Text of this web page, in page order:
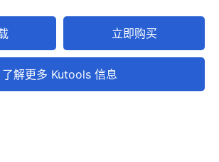
立即购买
了解更多 Kutools 信息